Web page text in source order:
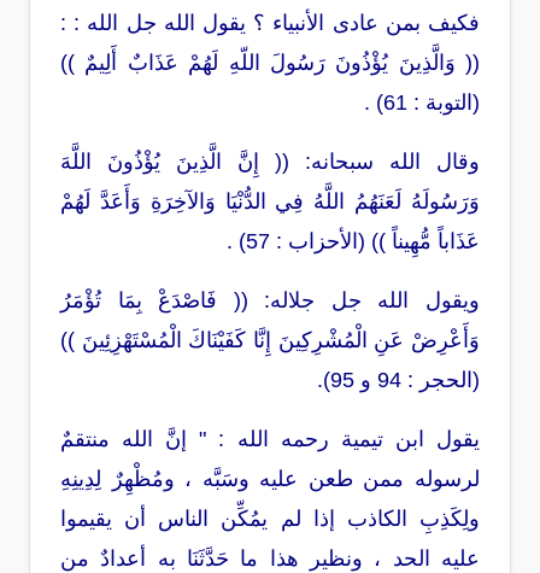
فكيف بمن عادى الأنبياء ؟ يقول الله جل الله : :
(( وَالَّذِينَ يُؤْذُونَ رَسُولَ اللّهِ لَهُمْ عَذَابٌ أَلِيمٌ ))
(التوبة : 61) .
وقال الله سبحانه: (( إِنَّ الَّذِينَ يُؤْذُونَ اللَّهَ
وَرَسُولَهُ لَعَنَهُمُ اللَّهُ فِي الدُّنْيَا وَالآخِرَةِ وَأَعَدَّ لَهُمْ
عَذَاباً مُّهِيناً )) (الأحزاب : 57) .
ويقول الله جل جلاله: (( فَاصْدَعْ بِمَا تُؤْمَرُ
وَأَعْرِضْ عَنِ الْمُشْرِكِينَ إِنَّا كَفَيْنَاكَ الْمُسْتَهْزِئِينَ ))
(الحجر : 94 و 95).
يقول ابن تيمية رحمه الله : " إنَّ الله منتقمٌ
لرسوله ممن طعن عليه وسَبَّه ، ومُظْهِرٌ لِدِينِهِ
ولِكَذِبِ الكاذب إذا لم يمُكِّن الناس أن يقيموا
عليه الحد ، ونظير هذا ما حَدَّثَنَا به أعدادٌ من